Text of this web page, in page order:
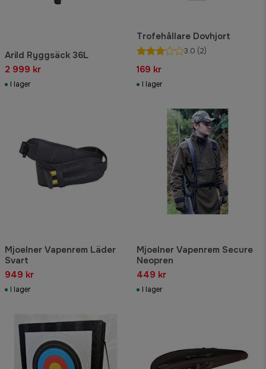
Arild Ryggsäck 36L
2 999 kr
I lager
Trofehållare Dovhjort
3.0 (2)
169 kr
I lager
Mjoelner Vapenrem Läder
Svart
949 kr
I lager
Mjoelner Vapenrem Secure
Neopren
449 kr
I lager